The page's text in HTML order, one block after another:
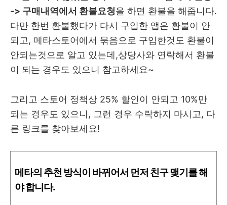
-> 구매내역에서 환불요청을 하면 환불을 해줍니다.
다만 한번 환불했다가 다시 구입한 앱은 환불이 안
되고, 메타스토어에서 묶음으로 구입한것도 환불이
안되는것으로 알고 있는데,상당사와 연락해서 환불
이 되는 경우도 있으니 참고하세요~
그리고 스토어 정책상 25% 할인이 안되고 10%만
되는 경우도 있으니, 그런 경우 수락하지 마시고, 다
른 링크를 찾아보세요!
메타의 추천 방식이 바뀌어서 먼저 친구 맺기를 해
야 합니다.